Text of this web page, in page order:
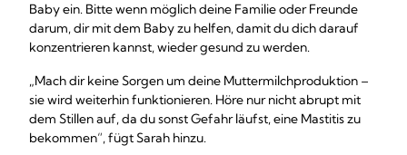
Baby ein. Bitte wenn möglich deine Familie oder Freunde
darum, dir mit dem Baby zu helfen, damit du dich darauf
konzentrieren kannst, wieder gesund zu werden.
„Mach dir keine Sorgen um deine Muttermilchproduktion –
sie wird weiterhin funktionieren. Höre nur nicht abrupt mit
dem Stillen auf, da du sonst Gefahr läufst, eine Mastitis zu
bekommen“, fügt Sarah hinzu.